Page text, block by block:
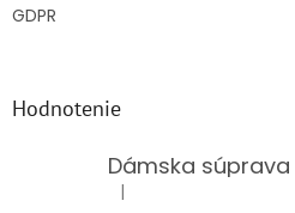
GDPR
Hodnotenie
Dámska súprava
Hodnotenie produktu
|